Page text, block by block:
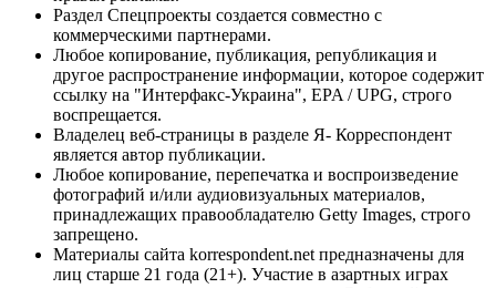
Раздел Спецпроекты создается совместно с
коммерческими партнерами.
Любое копирование, публикация, републикация и
другое распространение информации, которое содержит
ссылку на "Интерфакс-Украина", EPA / UPG, строго
воспрещается.
Владелец веб-страницы в разделе Я- Корреспондент
является автор публикации.
Любое копирование, перепечатка и воспроизведение
фотографий и/или аудиовизуальных материалов,
принадлежащих правообладателю Getty Images, строго
запрещено.
Материалы сайта korrespondent.net предназначены для
лиц старше 21 года (21+). Участие в азартных играх